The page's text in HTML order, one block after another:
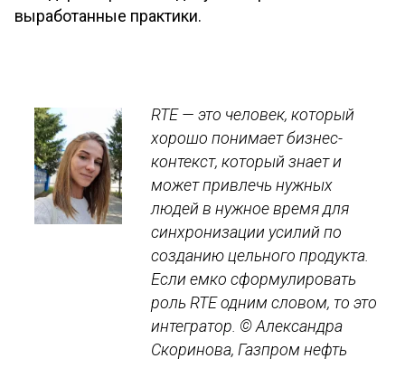
выработанные практики.
RTE — это человек, который
хорошо понимает бизнес-
контекст, который знает и
может привлечь нужных
людей в нужное время для
синхронизации усилий по
созданию цельного продукта.
Если емко сформулировать
роль RTE одним словом, то это
интегратор. © Александра
Скоринова, Газпром нефть